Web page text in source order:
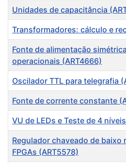
Unidades de capacitância
Transformadores: cálculo e
Fonte de alimentação
operacionais (ART4666)
Oscilador TTL para telegrafia
Fonte de corrente constante
VU de LEDs e Teste de 4
Regulador chaveado de baixo
FPGAs (ART5578)